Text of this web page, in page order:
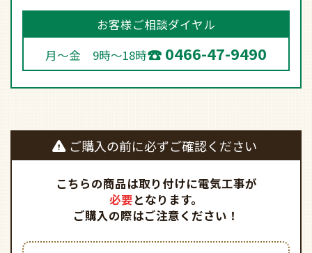
お客様ご相談ダイヤル
月～金 9時～18時
0466-47-9490
ご購入の前に必ずご確認ください
こちらの商品は取り付けに電気工事が
必要となります。
ご購入の際はご注意ください！